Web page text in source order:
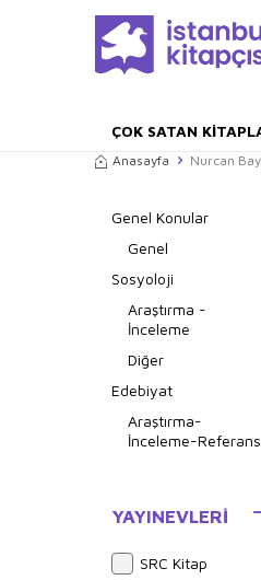
ÇOK SATAN
Anasayfa Nurcan
Genel Konular
Genel
Sosyoloji
Araştırma -
İnceleme
Diğer
Edebiyat
Araştırma-
İnceleme-Referans
Güncel Siyaset
YAYINEVLERI
SRC Kitap